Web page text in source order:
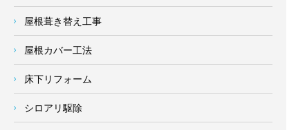
屋根葺き替え工事
屋根カバー工法
床下リフォーム
シロアリ駆除